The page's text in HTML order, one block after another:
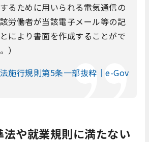
るために用いられる電気通信の
労働者が当該電子メール等の記
により書面を作成することがで
）
施行規則第5条一部抜粋｜e-Gov
や就業規則に満たない